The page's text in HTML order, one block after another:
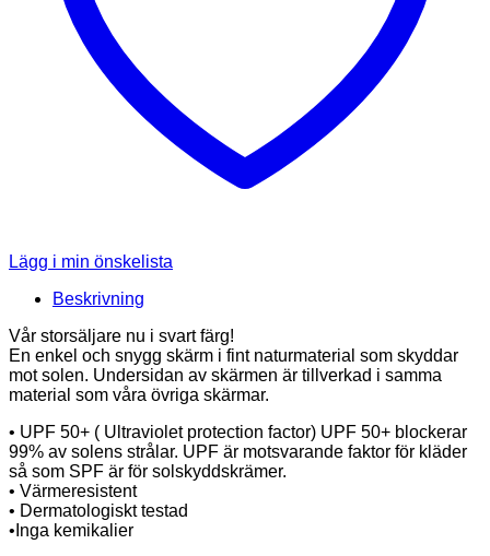
Lägg i min önskelista
Beskrivning
Vår storsäljare nu i svart färg!
En enkel och snygg skärm i fint naturmaterial som skyddar
mot solen. Undersidan av skärmen är tillverkad i samma
material som våra övriga skärmar.
• UPF 50+ ( Ultraviolet protection factor) UPF 50+ blockerar
99% av solens strålar. UPF är motsvarande faktor för kläder
så som SPF är för solskyddskrämer.
• Värmeresistent
• Dermatologiskt testad
•Inga kemikalier